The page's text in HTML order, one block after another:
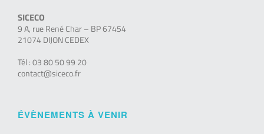
SICECO
9 A, rue René Char – BP 67454
21074 DIJON CEDEX
Tél : 03 80 50 99 20
contact@siceco.fr
ÉVÈNEMENTS À VENIR